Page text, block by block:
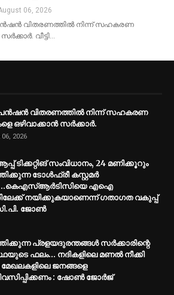
06, 2026
വിതരണത്തിൽ നിന്ന് സഹകരണ
വീട്ടി…
വിതരണത്തിൽ നിന്ന് സഹകരണ
ഒഴിവാക്കാൻ സർക്കാർ.
2026
ടിക്കറ്റിങ് സംവിധാനം, 24 മണിക്കൂറും
ടോൾഫ്രീ കസ്റ്റമർ
എഐ
നയിക്കുകയാണെന്ന് ഗതാഗത വകുപ്പ്
ജോൺ
പ്രളയദുരന്തങ്ങൾ സർക്കാരിന്റെ
ഫലം... നദികളിലെ മണൽ നീക്കി
ജനങ്ങളെ
: ഷോൺ ജോർജ്